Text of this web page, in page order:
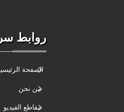
روابط
الصفحة
من نحن
مقاطع الفيديو